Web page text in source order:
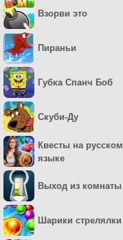
Взорви это
Пираньи
Губка Спанч Боб
Скуби-Ду
Квесты на русском
языке
Выход из комнаты
Шарики стрелялки